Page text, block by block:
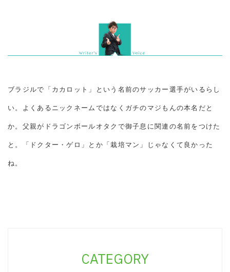
ブラジルで「カカロット」という名前のサッカー選手がいるらし
い。よくあるニックネームではなくガチのマジもんの本名だと
か。父親がドラゴンボールオタクで御子息に関連の名前をつけた
と。「ドクター・ゲロ」とか「栽培マン」じゃなくて良かった
ね。
CATEGORY